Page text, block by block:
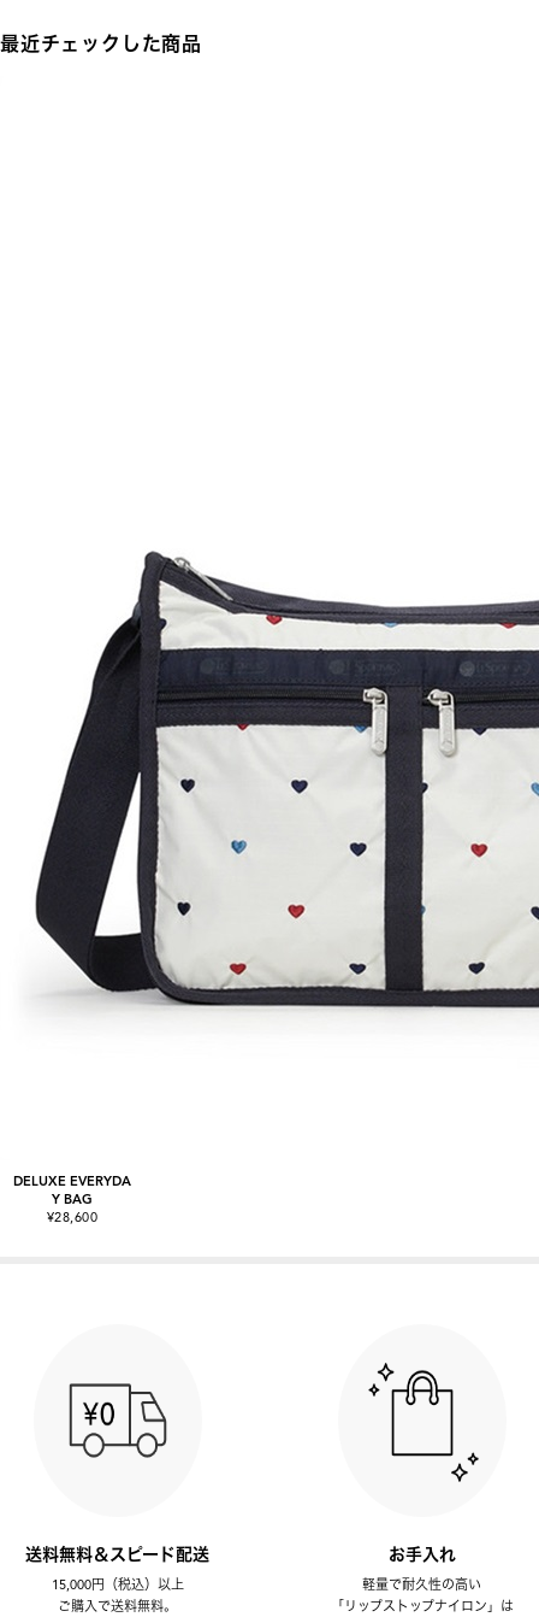
最近チェックした商品
DELUXE EVERYDA
Y BAG
¥28,600
送料無料＆スピード配送
15,000円（税込）以上
ご購入で送料無料。
お手入れ
軽量で耐久性の高い
「リップストップナイロン」は